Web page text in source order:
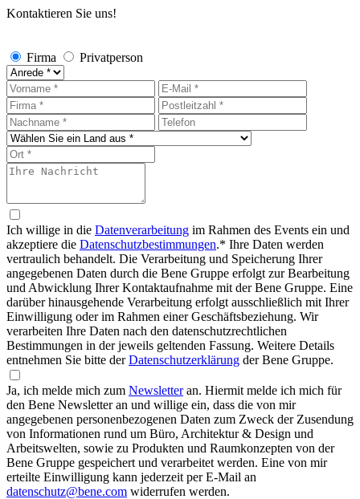
Kontaktieren Sie uns!
Firma Privatperson
Ich willige in die Datenverarbeitung im Rahmen des Events ein und
akzeptiere die Datenschutzbestimmungen.* Ihre Daten werden
vertraulich behandelt. Die Verarbeitung und Speicherung Ihrer
angegebenen Daten durch die Bene Gruppe erfolgt zur Bearbeitung
und Abwicklung Ihrer Kontaktaufnahme mit der Bene Gruppe. Eine
darüber hinausgehende Verarbeitung erfolgt ausschließlich mit Ihrer
Einwilligung oder im Rahmen einer Geschäftsbeziehung. Wir
verarbeiten Ihre Daten nach den datenschutzrechtlichen
Bestimmungen in der jeweils geltenden Fassung. Weitere Details
entnehmen Sie bitte derDatenschutzerklärung der Bene Gruppe.
Ja, ich melde mich zum Newsletteran. Hiermit melde ich mich für
den Bene Newsletter an und willige ein, dass die von mir
angegebenen personenbezogenen Daten zum Zweck der Zusendung
von Informationen rund um Büro, Architektur & Design und
Arbeitswelten, sowie zu Produkten und Raumkonzepten von der
Bene Gruppe gespeichert und verarbeitet werden. Eine von mir
erteilte Einwilligung kann jederzeit per E-Mail an
datenschutz@bene.com widerrufen werden.